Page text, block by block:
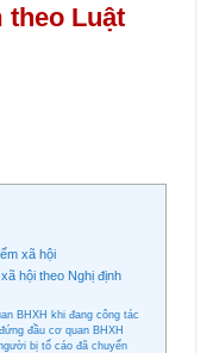
theo Luật
xã hội
hội theo Nghị định
BHXH khi đang công tác
đầu cơ quan BHXH
bị tố cáo đã chuyển